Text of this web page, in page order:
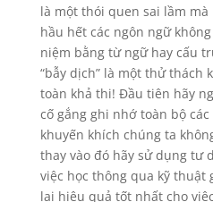
là một thói quen sai lầm
hầu hết các ngôn ngữ
niệm bằng từ ngữ hay cấu
“bẫy dịch” là một thử thách
toàn khả thi! Đầu tiên hãy
cố gắng ghi nhớ toàn bộ
khuyến khích chúng ta
thay vào đó hãy sử dụng tư
việc học thông qua kỹ thuật
lại hiệu quả tốt nhất cho